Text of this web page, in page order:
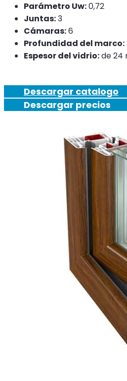
Parámetro Uw:0,72
Juntas:3
Cámaras:6
Profundidad del marco:
Espesor del vidrio:de 24
Descargar catalogo
Descargar precios